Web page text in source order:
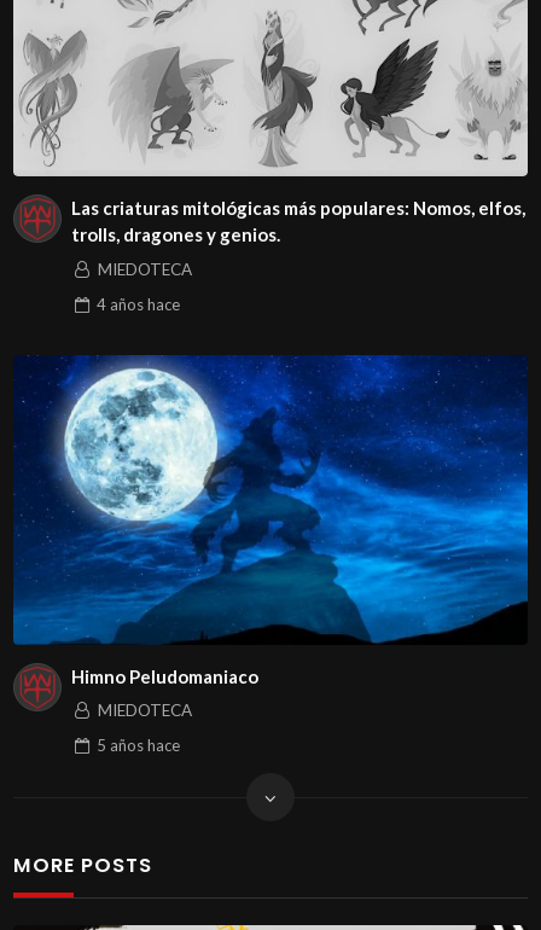
Las criaturas mitológicas más populares: Nomos, elfos,
trolls, dragones y genios.
MIEDOTECA
4 añoshace
Himno Peludomaniaco
MIEDOTECA
5 añoshace
MORE POSTS